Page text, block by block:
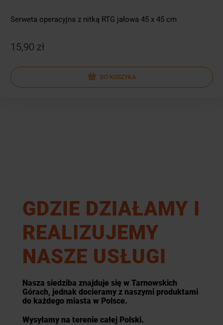
Serweta operacyjna z nitką RTG jałowa 45 x 45 cm
15,90 zł
DO KOSZYKA
GDZIE DZIAŁAMY I
REALIZUJEMY
NASZE USŁUGI
Nasza siedziba znajduje się w Tarnowskich
Górach, jednak docieramy z naszymi produktami
do każdego miasta w Polsce.
Wysyłamy na terenie całej Polski.